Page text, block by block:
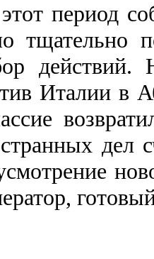
период
тщательно
действий.
Италии в
дел